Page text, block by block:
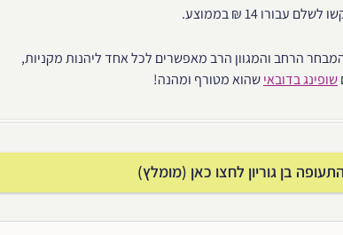
14 ₪ בממוצע.
הרחב והמגוון הרב מאפשרים לכל אחד ליהנות מקניות,
שופינג בדובאישהוא מטורף ומהנה!
בן גוריון לחצו כאן (מומלץ)